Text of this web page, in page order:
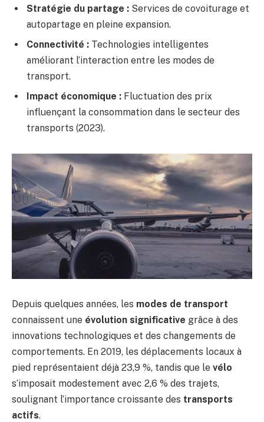
Stratégie du partage : Services de covoiturage et
autopartage en pleine expansion.
Connectivité : Technologies intelligentes
améliorant l’interaction entre les modes de
transport.
Impact économique : Fluctuation des prix
influençant la consommation dans le secteur des
transports (2023).
Depuis quelques années, les modes de transport
connaissent une évolution significative grâce à des
innovations technologiques et des changements de
comportements. En 2019, les déplacements locaux à
pied représentaient déjà 23,9 %, tandis que le vélo
s’imposait modestement avec 2,6 % des trajets,
soulignant l’importance croissante des transports
actifs.